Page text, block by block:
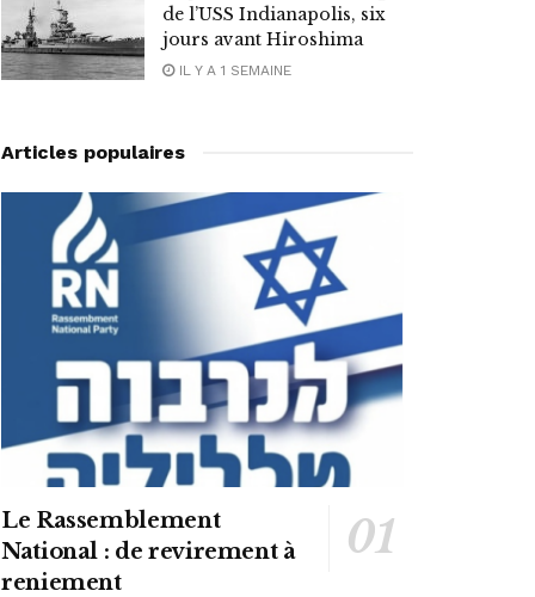
de l’USS Indianapolis, six
jours avant Hiroshima
IL Y A 1 SEMAINE
Articles populaires
Le Rassemblement
National : de revirement à
reniement